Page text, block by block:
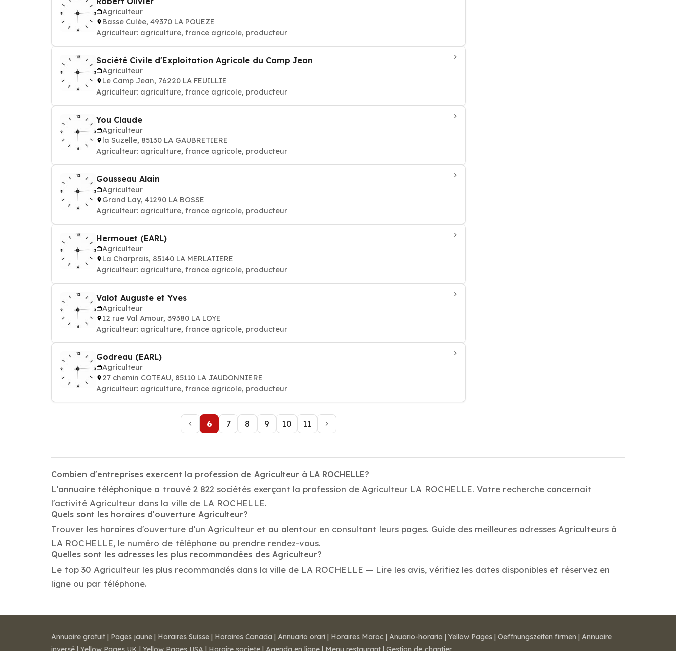
Agriculteur
Basse Culée, 49370 LA POUEZE
Agriculteur: agriculture, france agricole, producteur
Société Civile d'Exploitation Agricole du Camp Jean
Agriculteur
Le Camp Jean, 76220 LA FEUILLIE
Agriculteur: agriculture, france agricole, producteur
You Claude
Agriculteur
la Suzelle, 85130 LA GAUBRETIERE
Agriculteur: agriculture, france agricole, producteur
Gousseau Alain
Agriculteur
Grand Lay, 41290 LA BOSSE
Agriculteur: agriculture, france agricole, producteur
Hermouet (EARL)
Agriculteur
La Charprais, 85140 LA MERLATIERE
Agriculteur: agriculture, france agricole, producteur
Valot Auguste et Yves
Agriculteur
12 rue Val Amour, 39380 LA LOYE
Agriculteur: agriculture, france agricole, producteur
Godreau (EARL)
Agriculteur
27 chemin COTEAU, 85110 LA JAUDONNIERE
Agriculteur: agriculture, france agricole, producteur
6 7 8 9 10 11
Combien d'entreprises exercent la profession de Agriculteur à LA ROCHELLE?
L'annuaire téléphonique a trouvé 2 822 sociétés exerçant la profession de Agriculteur LA ROCHELLE. Votre recherche concernait
l'activité Agriculteur dans la ville de LA ROCHELLE.
Quels sont les horaires d'ouverture Agriculteur?
Trouver les horaires d'ouverture d'un Agriculteur et au alentour en consultant leurs pages. Guide des meilleures adresses Agriculteurs à
LA ROCHELLE, le numéro de téléphone ou prendre rendez-vous.
Quelles sont les adresses les plus recommandées des Agriculteur?
Le top 30 Agriculteur les plus recommandés dans la ville de LA ROCHELLE — Lire les avis, vérifiez les dates disponibles et réservez en
ligne ou par téléphone.
Annuaire gratuit | Pages jaune | Horaires Suisse | Horaires Canada | Annuario orari | Horaires Maroc | Anuario-horario | Yellow Pages | Oeffnungszeiten firmen | Annuaire